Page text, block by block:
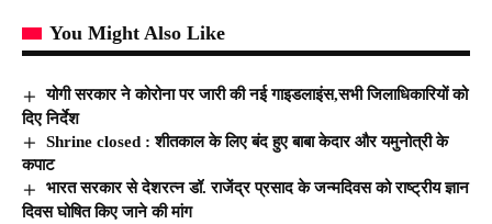
You Might Also Like
योगी सरकार ने कोरोना पर जारी की नई गाइडलाइंस,सभी जिलाधिकारियों को
दिए निर्देश
Shrine closed : शीतकाल के लिए बंद हुए बाबा केदार और यमुनोत्री के
कपाट
भारत सरकार से देशरत्न डॉ. राजेंद्र प्रसाद के जन्मदिवस को राष्ट्रीय ज्ञान
दिवस घोषित किए जाने की मांग